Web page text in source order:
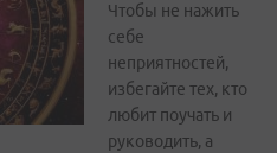
Чтобы не нажить
себе
неприятностей,
избегайте тех, кто
любит поучать и
руководить, а